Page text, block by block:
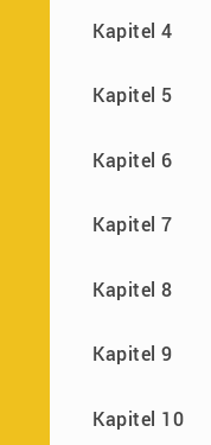
Kapitel 4
Kapitel 5
Kapitel 6
Kapitel 7
Kapitel 8
Kapitel 9
Kapitel 10